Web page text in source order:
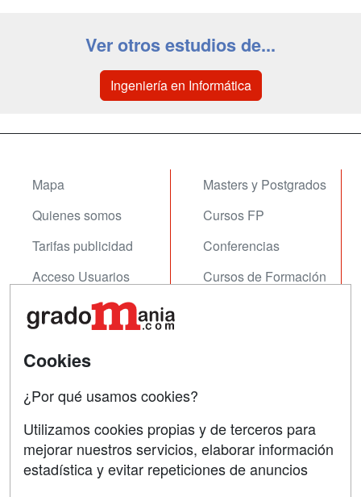
Ver otros estudios de...
Ingeniería en Informática
Mapa
Quienes somos
Tarifas publicidad
Acceso Usuarios
Acceso Centros
Masters y Postgrados
Cursos FP
Conferencias
Cursos de Formación
Contactar
Copyleft
Cookies
¿Por qué usamos cookies?
Utilizamos cookies propias y de terceros para
mejorar nuestros servicios, elaborar información
estadística y evitar repeticiones de anuncios